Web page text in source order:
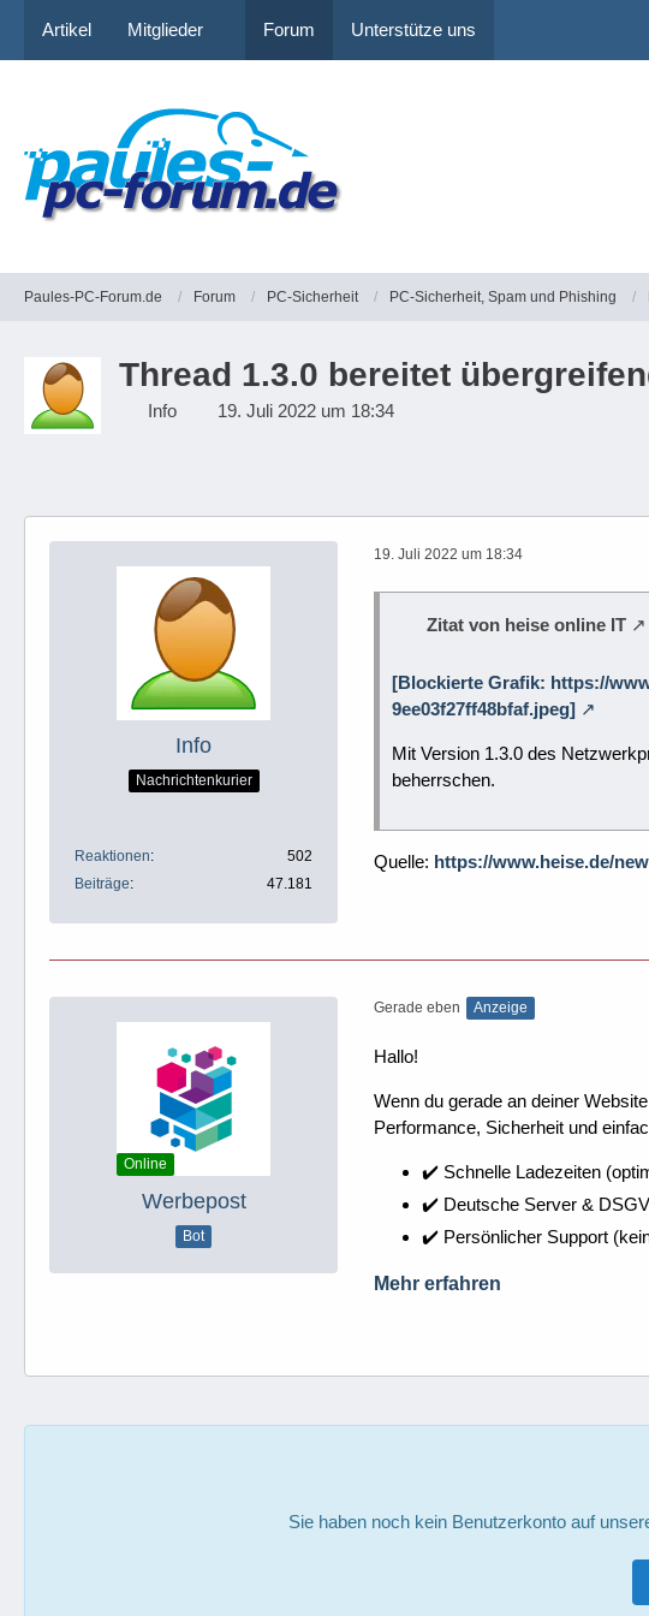
Artikel Mitglieder Forum Unterstütze uns
Paules-PC-Forum.de Forum PC-Sicherheit PC-Sicherheit, Spam und Phishing
Thread 1.3.0 bereitet
Info 19. Juli 2022 um 18:34
Info
Nachrichtenkurier
Reaktionen
502
Beiträge
47.181
19. Juli 2022 um 18:34
Zitat von heise online IT
[Blockierte Grafik: https://
9ee03f27ff48bfaf.jpeg]
Mit Version 1.3.0 des
beherrschen.
Quelle: https://www.heise.de/
Online
Werbepost
Bot
Gerade eben Anzeige
Hallo!
Wenn du gerade an deiner
Performance, Sicherheit und
✔️ Schnelle Ladezeiten
✔️ Deutsche Server &
✔️ Persönlicher Support
Mehr erfahren
Sie haben noch kein Benutzerkonto auf